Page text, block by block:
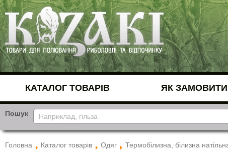
КАТАЛОГ ТОВАРІВ ЯК ЗАМОВИТИ
Пошук
Головна Каталог товарів Одяг Термобілизна, білизна